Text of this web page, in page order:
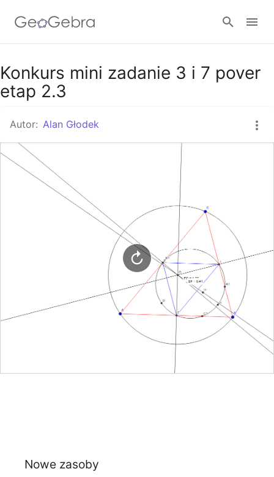
Google Classroom
Konkurs mini zadanie 3 i 7 pover
etap 2.3
Autor: Alan Głodek
Nowe zasoby